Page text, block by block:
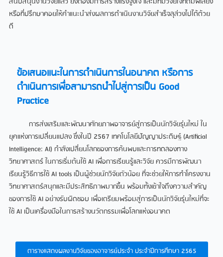
หรือที่ปรึกษาคอยให้คำแนะนำส่งผลการดำเนินงานวิจัยสำเร็จลุล่วงไปได้ด้วย
ดี
ข้อเสนอแนะในการดำเนินการในอนาคต หรือการ
ดำเนินการเพื่อสามารถนำไปสู่การเป็น Good
Practice
การส่งเสริมและพัฒนาศักยภาพอาจารย์สู่การเป็นนักวิจัยรุ่นใหม่ ใน
ยุคแห่งการเปลี่ยนแปลง ซึ่งในปี 2567 เทคโนโลยีปัญญาประดิษฐ์ (Artificial
Intelligence: AI) กำลังเปลี่ยนโลกของการค้นพบและการทดลองทาง
วิทยาศาสตร์ ในการเริ่มต้นใช้ AI เพื่อการเรียนรู้และวิจัย ควรมีการพัฒนา
เรียนรู้วิธีการใช้ AI tools เป็นผู้ช่วยนักวิจัยตัวน้อย ที่จะช่วยให้การทำโครงงาน
วิทยาศาสตร์สนุกและมีประสิทธิภาพมากขึ้น พร้อมทั้งเข้าใจถึงความสำคัญ
ของการใช้ AI อย่างรับผิดชอบ เพื่อเตรียมพร้อมสู่การเป็นนักวิจัยรุ่นใหม่ที่จะ
ใช้ AI เป็นเครื่องมือในการสร้างนวัตกรรมเพื่อโลกแห่งอนาคต
ตารางแสดงผลงานวิจัยของอาจารย์ประจำ ประจำปีการศึกษา 2565